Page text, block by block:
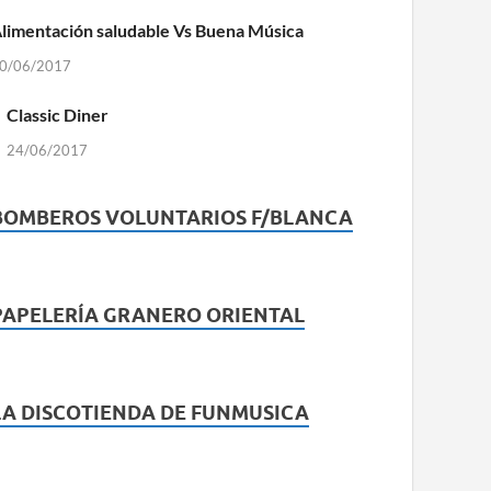
saludable Vs Buena Música
06/2017
Classic Diner
24/06/2017
VOLUNTARIOS F/BLANCA
GRANERO ORIENTAL
DISCOTIENDA DE FUNMUSICA